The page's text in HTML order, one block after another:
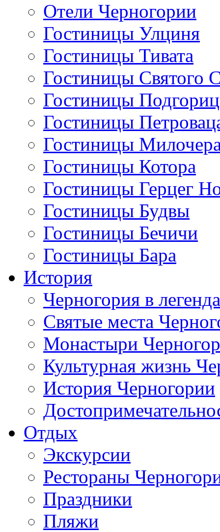
Отели Черногории
Гостиницы Улциня
Гостиницы Тивата
Гостиницы Святого
Гостиницы
Гостиницы
Гостиницы
Гостиницы Котора
Гостиницы Герцег
Гостиницы Будвы
Гостиницы Бечичи
Гостиницы Бара
История
Черногория в
Святые места
Монастыри
Культурная жизнь
История Черногории
Отдых
Экскурсии
Рестораны
Праздники
Пляжи